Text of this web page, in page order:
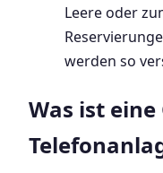
Leere oder
werden so
Was ist eine